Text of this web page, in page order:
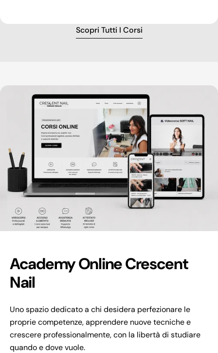
Scopri Tutti I Corsi
Academy Online Crescent
Nail
Uno spazio dedicato a chi desidera perfezionare le
proprie competenze, apprendere nuove tecniche e
crescere professionalmente, con la libertà di studiare
quando e dove vuole.